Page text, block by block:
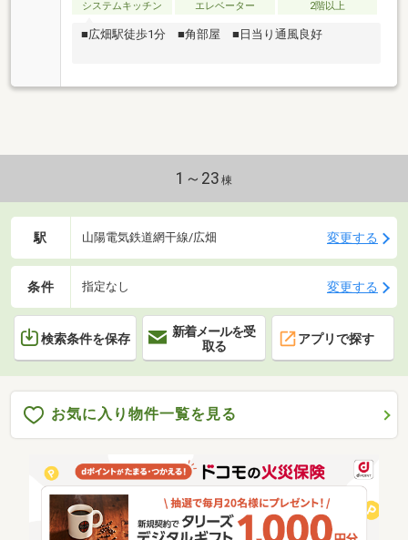
システムキッチン エレベーター 2階以上
■広畑駅徒歩1分 ■角部屋 ■日当り通風良好
1～23 棟
駅 山陽電気鉄道網干線/広畑 変更する
条件 指定なし 変更する
検索条件を保存
新着メールを受
取る
アプリで探す
お気に入り物件一覧を見る